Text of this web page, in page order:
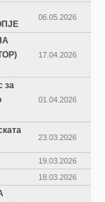
06.05.2026
17.04.2026
за
01.04.2026
23.03.2026
19.03.2026
18.03.2026